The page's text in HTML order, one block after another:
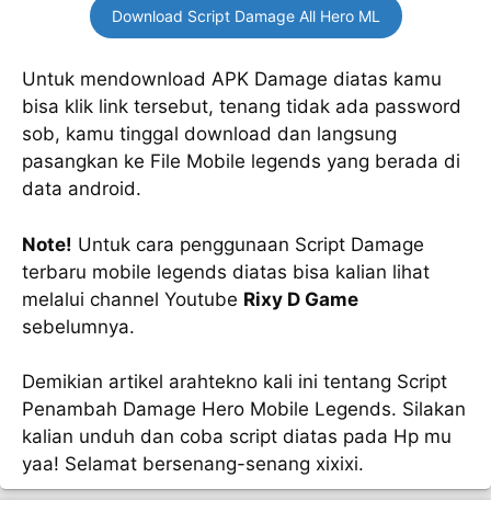
Download Script Damage All Hero ML
Untuk mendownload APK Damage diatas kamu
bisa klik link tersebut, tenang tidak ada password
sob, kamu tinggal download dan langsung
pasangkan ke File Mobile legends yang berada di
data android.
Note! Untuk cara penggunaan Script Damage
terbaru mobile legends diatas bisa kalian lihat
melalui channel Youtube Rixy D Game
sebelumnya.
Demikian artikel arahtekno kali ini tentang Script
Penambah Damage Hero Mobile Legends. Silakan
kalian unduh dan coba script diatas pada Hp mu
yaa! Selamat bersenang-senang xixixi.